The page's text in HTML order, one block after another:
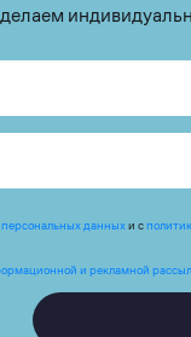
персональных данныхи с
и рекламной